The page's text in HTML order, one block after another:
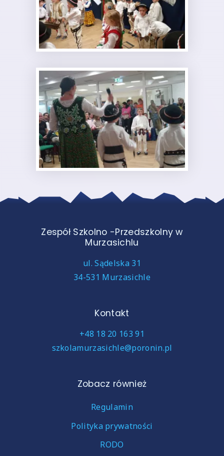
Zespół Szkolno -Przedszkolny w
Murzasichlu
ul. Sądelska 31
34-531 Murzasichle
Kontakt
+48 18 20 163 91
szkolamurzasichle@poronin.pl
Zobacz również
Regulamin
Polityka prywatności
RODO